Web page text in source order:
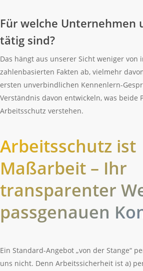
Für welche Unternehmen
tätig sind?
Das hängt aus unserer Sicht weniger von
zahlenbasierten Fakten ab, vielmehr
ersten unverbindlichen Kennenlern-
Verständnis davon entwickeln, was beide
Arbeitsschutz verstehen.
Arbeitsschutz ist
Maßarbeit – Ihr
transparenter
passgenauen
Ein Standard-Angebot „von der Stange“
uns nicht. Denn Arbeitssicherheit ist a)